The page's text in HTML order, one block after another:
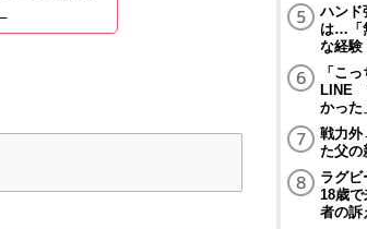
ハンド
は…「
な経験
「こ
LINE
かっ
戦力外
た父
ラグ
18歳
者の訴